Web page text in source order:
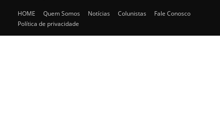
HOME Quem Somos Notícias Colunistas
Fale Conosco
Política de privacidade